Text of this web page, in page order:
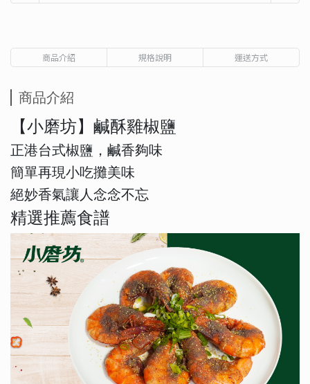
商品介紹 規格說明 運送方式
商品介紹
【小磨坊】鹹酥雞椒鹽
正港台式椒鹽，鹹香夠味
簡單再現小吃攤美味
絕妙香氣讓人念念不忘
精選推薦食譜